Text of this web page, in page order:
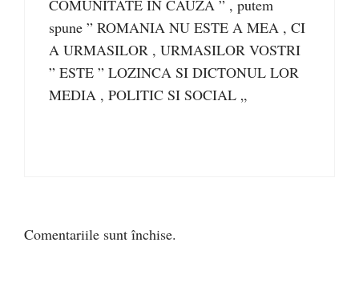
COMUNITATE IN CAUZA ” , putem
spune ” ROMANIA NU ESTE A MEA , CI
A URMASILOR , URMASILOR VOSTRI
” ESTE ” LOZINCA SI DICTONUL LOR
MEDIA , POLITIC SI SOCIAL „
Comentariile sunt închise.